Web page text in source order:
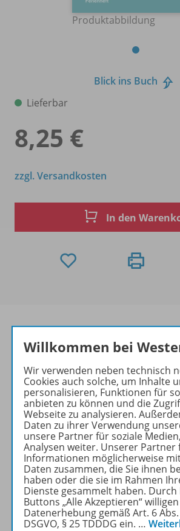
Produktabbildung
Blick ins Buch
Lieferbar
8,25 €
zzgl. Versandkosten
In den
Produktinformationen
Beschreibung
Zugehörige Produkte
Benachrichtigungs-
Willkommen bei
Wir verwenden neben technisch
Cookies auch solche, um Inhalte
personalisieren, Funktionen für
anbieten zu können und die
Webseite zu analysieren.
Daten zu ihrer Verwendung
unsere Partner für soziale
Analysen weiter. Unserer Partner
Informationen möglicherweise
Daten zusammen, die Sie ihnen
haben oder die sie im Rahmen
Dienste gesammelt haben. Durch
Buttons „Alle Akzeptieren“
Datenerhebung gemäß Art. 6 Abs.
DSGVO, § 25 TDDDG ein. …